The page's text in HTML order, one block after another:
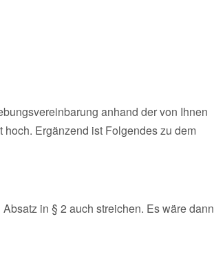
anhand der von Ihnen
Ergänzend ist Folgendes zu dem
in § 2 auch streichen. Es wäre dann